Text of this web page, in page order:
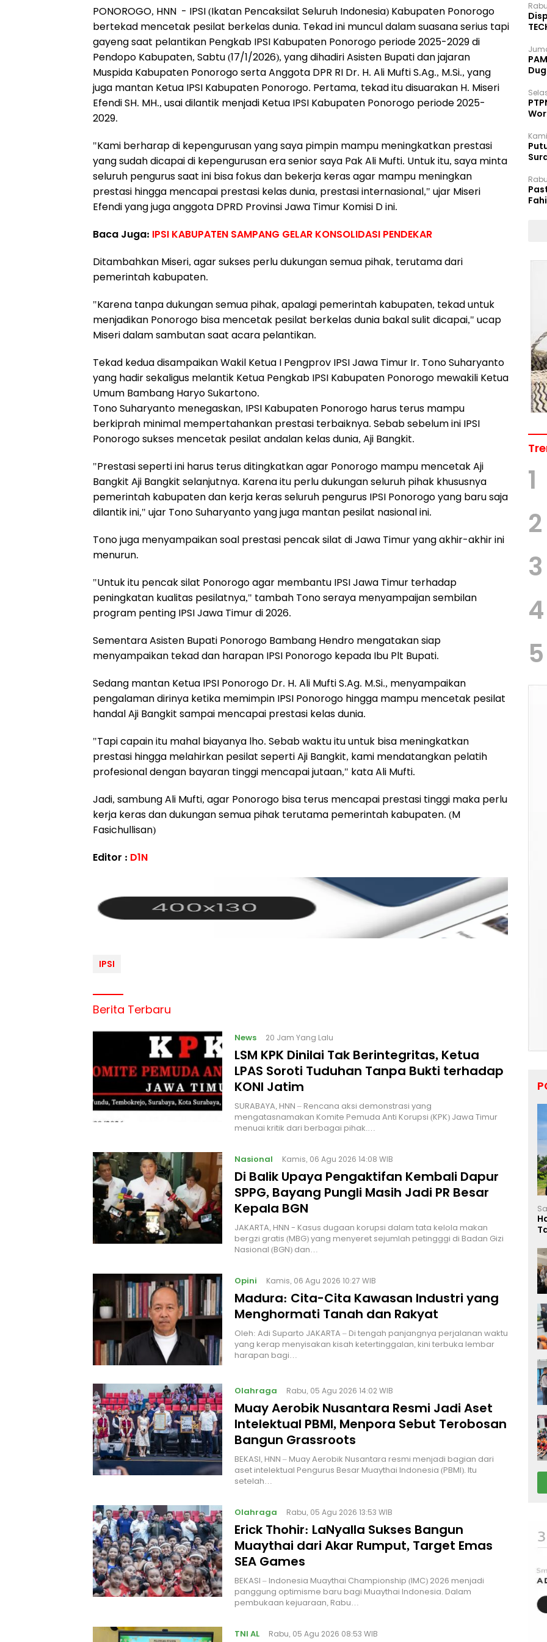
PONOROGO, HNN - IPSI (Ikatan Pencaksilat Seluruh Indonesia) Kabupaten Ponorogo
bertekad mencetak pesilat berkelas dunia. Tekad ini muncul dalam suasana serius tapi
gayeng saat pelantikan Pengkab IPSI Kabupaten Ponorogo periode 2025-2029 di
Pendopo Kabupaten, Sabtu (17/1/2026), yang dihadiri Asisten Bupati dan jajaran
Muspida Kabupaten Ponorogo serta Anggota DPR RI Dr. H. Ali Mufti S.Ag., M.Si., yang
juga mantan Ketua IPSI Kabupaten Ponorogo. Pertama, tekad itu disuarakan H. Miseri
Efendi SH. MH., usai dilantik menjadi Ketua IPSI Kabupaten Ponorogo periode 2025-
2029.
"Kami berharap di kepengurusan yang saya pimpin mampu meningkatkan prestasi
yang sudah dicapai di kepengurusan era senior saya Pak Ali Mufti. Untuk itu, saya minta
seluruh pengurus saat ini bisa fokus dan bekerja keras agar mampu meningkan
prestasi hingga mencapai prestasi kelas dunia, prestasi internasional," ujar Miseri
Efendi yang juga anggota DPRD Provinsi Jawa Timur Komisi D ini.
Baca Juga: IPSI KABUPATEN SAMPANG GELAR KONSOLIDASI PENDEKAR
Ditambahkan Miseri, agar sukses perlu dukungan semua pihak, terutama dari
pemerintah kabupaten.
"Karena tanpa dukungan semua pihak, apalagi pemerintah kabupaten, tekad untuk
menjadikan Ponorogo bisa mencetak pesilat berkelas dunia bakal sulit dicapai," ucap
Miseri dalam sambutan saat acara pelantikan.
Tekad kedua disampaikan Wakil Ketua I Pengprov IPSI Jawa Timur Ir. Tono Suharyanto
yang hadir sekaligus melantik Ketua Pengkab IPSI Kabupaten Ponorogo mewakili Ketua
Umum Bambang Haryo Sukartono.
Tono Suharyanto menegaskan, IPSI Kabupaten Ponorogo harus terus mampu
berkiprah minimal mempertahankan prestasi terbaiknya. Sebab sebelum ini IPSI
Ponorogo sukses mencetak pesilat andalan kelas dunia, Aji Bangkit.
"Prestasi seperti ini harus terus ditingkatkan agar Ponorogo mampu mencetak Aji
Bangkit Aji Bangkit selanjutnya. Karena itu perlu dukungan seluruh pihak khususnya
pemerintah kabupaten dan kerja keras seluruh pengurus IPSI Ponorogo yang baru saja
dilantik ini," ujar Tono Suharyanto yang juga mantan pesilat nasional ini.
Tono juga menyampaikan soal prestasi pencak silat di Jawa Timur yang akhir-akhir ini
menurun.
"Untuk itu pencak silat Ponorogo agar membantu IPSI Jawa Timur terhadap
peningkatan kualitas pesilatnya," tambah Tono seraya menyampaijan sembilan
program penting IPSI Jawa Timur di 2026.
Sementara Asisten Bupati Ponorogo Bambang Hendro mengatakan siap
menyampaikan tekad dan harapan IPSI Ponorogo kepada Ibu Plt Bupati.
Sedang mantan Ketua IPSI Ponorogo Dr. H. Ali Mufti S.Ag. M.Si., menyampaikan
pengalaman dirinya ketika memimpin IPSI Ponorogo hingga mampu mencetak pesilat
handal Aji Bangkit sampai mencapai prestasi kelas dunia.
"Tapi capain itu mahal biayanya lho. Sebab waktu itu untuk bisa meningkatkan
prestasi hingga melahirkan pesilat seperti Aji Bangkit, kami mendatangkan pelatih
profesional dengan bayaran tinggi mencapai jutaan," kata Ali Mufti.
Jadi, sambung Ali Mufti, agar Ponorogo bisa terus mencapai prestasi tinggi maka perlu
kerja keras dan dukungan semua pihak terutama pemerintah kabupaten. (M
Fasichullisan)
Editor : D1N
IPSI
Berita Terbaru
News 20 Jam Yang Lalu
LSM KPK Dinilai Tak Berintegritas, Ketua
LPAS Soroti Tuduhan Tanpa Bukti terhadap
KONI Jatim
SURABAYA, HNN – Rencana aksi demonstrasi yang
mengatasnamakan Komite Pemuda Anti Korupsi (KPK) Jawa Timur
menuai kritik dari berbagai pihak.…
Nasional Kamis, 06 Agu 2026 14:08 WIB
Di Balik Upaya Pengaktifan Kembali Dapur
SPPG, Bayang Pungli Masih Jadi PR Besar
Kepala BGN
JAKARTA, HNN - Kasus dugaan korupsi dalam tata kelola makan
bergzi gratis (MBG) yang menyeret sejumlah petingggi di Badan Gizi
Nasional (BGN) dan…
Opini Kamis, 06 Agu 2026 10:27 WIB
Madura: Cita-Cita Kawasan Industri yang
Menghormati Tanah dan Rakyat
Oleh: Adi Suparto JAKARTA – Di tengah panjangnya perjalanan waktu
yang kerap menyisakan kisah ketertinggalan, kini terbuka lembar
harapan bagi…
Olahraga Rabu, 05 Agu 2026 14:02 WIB
Muay Aerobik Nusantara Resmi Jadi Aset
Intelektual PBMI, Menpora Sebut Terobosan
Bangun Grassroots
BEKASI, HNN – Muay Aerobik Nusantara resmi menjadi bagian dari
aset intelektual Pengurus Besar Muaythai Indonesia (PBMI). Itu
setelah…
Olahraga Rabu, 05 Agu 2026 13:53 WIB
Erick Thohir: LaNyalla Sukses Bangun
Muaythai dari Akar Rumput, Target Emas
SEA Games
BEKASI – Indonesia Muaythai Championship (IMC) 2026 menjadi
panggung optimisme baru bagi Muaythai Indonesia. Dalam
pembukaan kejuaraan, Rabu…
TNI AL Rabu, 05 Agu 2026 08:53 WIB
1
2
3
4
5